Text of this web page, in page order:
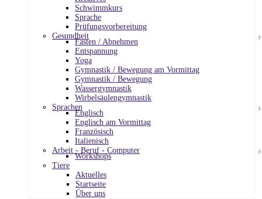
Schwimmkurs
Sprache
Prüfungsvorbereitung
Gesundheit
Fasten / Abnehmen
Entspannung
Yoga
Gymnastik / Bewegung am Vormittag
Gymnastik / Bewegung
Wassergymnastik
Wirbelsäulengymnastik
Sprachen
Englisch
Englisch am Vormittag
Französisch
Italienisch
Arbeit - Beruf - Computer
Workshops
Tiere
Aktuelles
Startseite
Über uns